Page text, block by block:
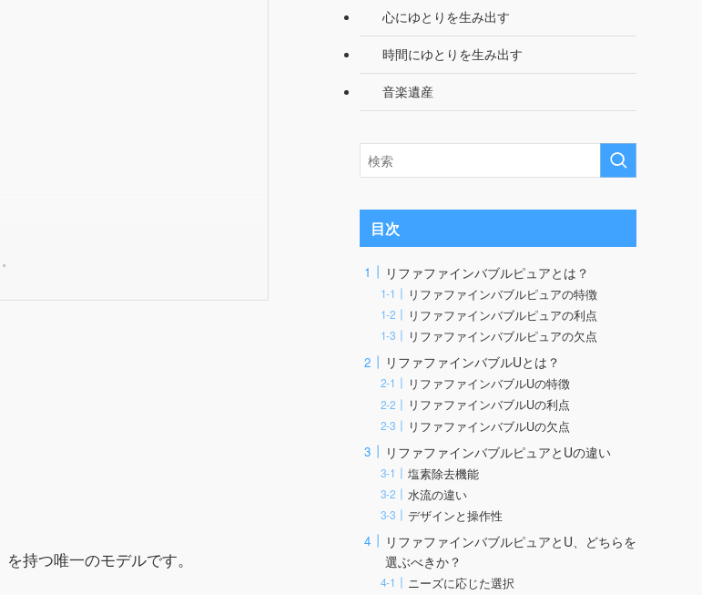
を持つ唯一のモデルです。
心にゆとりを生み出す
時間にゆとりを生み出す
音楽遺産
目次
リファファインバブルピュアとは？
リファファインバブルピュアの特徴
リファファインバブルピュアの利点
リファファインバブルピュアの欠点
リファファインバブルUとは？
リファファインバブルUの特徴
リファファインバブルUの利点
リファファインバブルUの欠点
リファファインバブルピュアとUの違い
塩素除去機能
水流の違い
デザインと操作性
リファファインバブルピュアとU、どちらを
選ぶべきか？
ニーズに応じた選択